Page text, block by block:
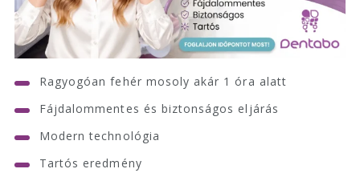
Ragyogóan fehér mosoly akár 1 óra alatt
Fájdalommentes és biztonságos eljárás
Modern technológia
Tartós eredmény